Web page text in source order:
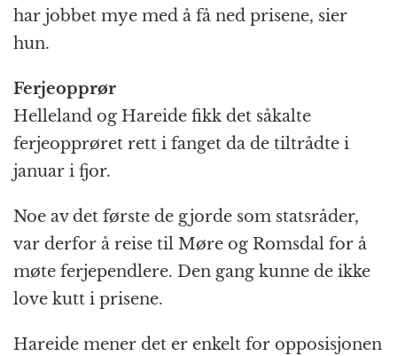
har jobbet mye med å få ned prisene, sier
hun.
Ferjeopprør
Helleland og Hareide fikk det såkalte
ferjeopprøret rett i fanget da de tiltrådte i
januar i fjor.
Noe av det første de gjorde som statsråder,
var derfor å reise til Møre og Romsdal for å
møte ferjependlere. Den gang kunne de ikke
love kutt i prisene.
Hareide mener det er enkelt for opposisjonen